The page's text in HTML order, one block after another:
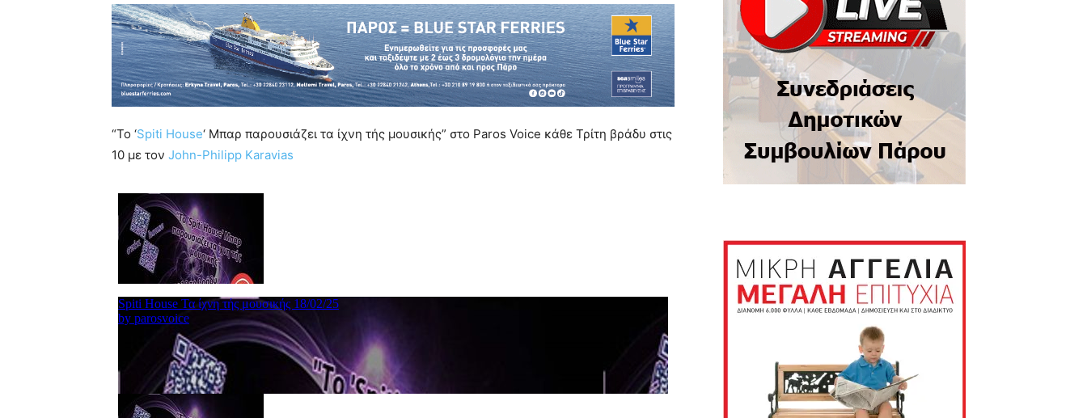
“Το ‘Spiti House‘ Μπαρ παρουσιάζει τα ίχνη τής μουσικής” στο Paros Voice κάθε Τρίτη βράδυ στις
10 με τον John-Philipp Karavias